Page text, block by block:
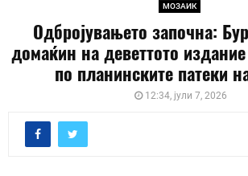
МОЗАИК
Одбројувањето започна:
домаќин на деветтото
по планинските патеки
12:34, јули 7, 2026